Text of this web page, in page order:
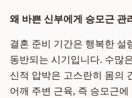
왜 바쁜 신부에게 승모근 관
결혼 준비 기간은 행복한
동반되는 시기입니다. 수많
신적 압박은 고스란히 몸의
어깨 주변 근육, 즉 승모근